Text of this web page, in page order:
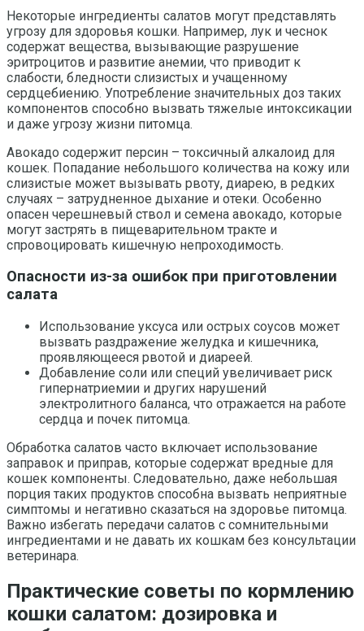
Некоторые ингредиенты салатов могут представлять
угрозу для здоровья кошки. Например, лук и чеснок
содержат вещества, вызывающие разрушение
эритроцитов и развитие анемии, что приводит к
слабости, бледности слизистых и учащенному
сердцебиению. Употребление значительных доз таких
компонентов способно вызвать тяжелые интоксикации
и даже угрозу жизни питомца.
Авокадо содержит персин – токсичный алкалоид для
кошек. Попадание небольшого количества на кожу или
слизистые может вызывать рвоту, диарею, в редких
случаях – затрудненное дыхание и отеки. Особенно
опасен черешневый ствол и семена авокадо, которые
могут застрять в пищеварительном тракте и
спровоцировать кишечную непроходимость.
Опасности из-за ошибок при приготовлении
салата
Использование уксуса или острых соусов может
вызвать раздражение желудка и кишечника,
проявляющееся рвотой и диареей.
Добавление соли или специй увеличивает риск
гипернатриемии и других нарушений
электролитного баланса, что отражается на работе
сердца и почек питомца.
Обработка салатов часто включает использование
заправок и приправ, которые содержат вредные для
кошек компоненты. Следовательно, даже небольшая
порция таких продуктов способна вызвать неприятные
симптомы и негативно сказаться на здоровье питомца.
Важно избегать передачи салатов с сомнительными
ингредиентами и не давать их кошкам без консультации
ветеринара.
Практические советы по кормлению
кошки салатом: дозировка и